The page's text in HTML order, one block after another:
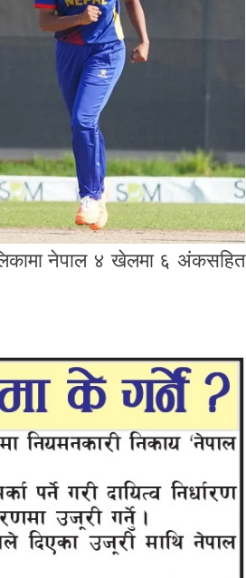
नेपाल ४ खेलमा ६ अंकसहित